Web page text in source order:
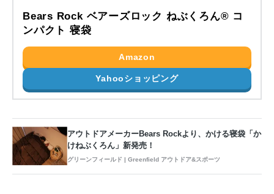
Bears Rock ベアーズロック ねぶくろん® コ
ンパクト 寝袋
Amazon
Yahooショッピング
アウトドアメーカーBears Rockより、かける寝袋「か
けねぶくろん」新発売！
グリーンフィールド | Greenfield アウトドア&スポーツ